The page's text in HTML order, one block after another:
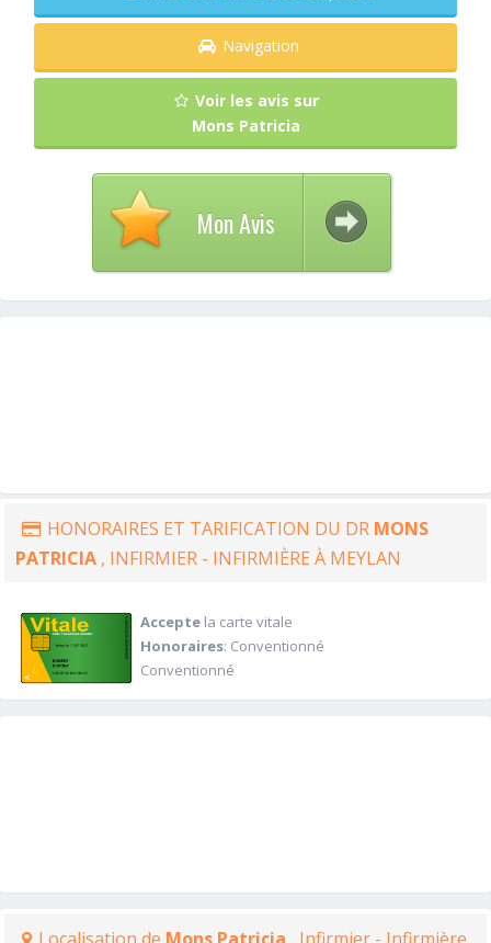
Navigation
Voir les avis sur
Mons Patricia
Mon Avis
HONORAIRES ET TARIFICATION DU DR MONS
PATRICIA , INFIRMIER - INFIRMIÈRE À MEYLAN
Acceptela carte vitale
Honoraires: Conventionné
Conventionné